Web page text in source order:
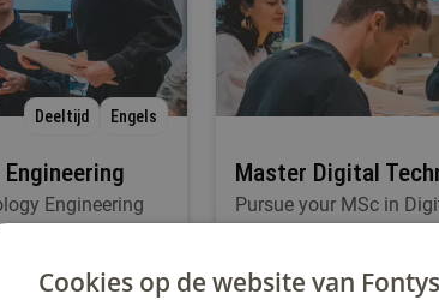
Deeltijd Engels
Engineering
study, and
Master Digital
Pursue your MSc in
Cookies op de website van Fontys